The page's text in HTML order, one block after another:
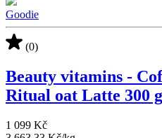
Goodie
(0)
Beauty vitamins -
Ritual oat Latte 300 g
1 099 Kč